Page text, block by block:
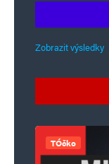
Zobrazit výsledky
TÓčko